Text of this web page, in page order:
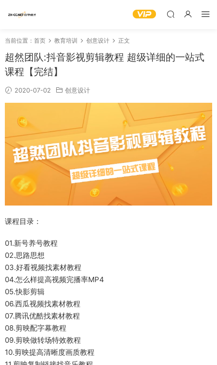
当前位置： 首页 教育培训 创意设计 正文
超然团队:抖音影视剪辑教程 超级详细的一站式
课程【完结】
2020-07-02 创意设计
课程目录：
01.新号养号教程
02.思路思想
03.好看视频找素材教程
04.怎么样提高视频完播率MP4
05.快影剪辑
06.西瓜视频找素材教程
07.腾讯优酷找素材教程
08.剪映配字幕教程
09.剪映做转场特效教程
10.剪映提高清晰度画质教程